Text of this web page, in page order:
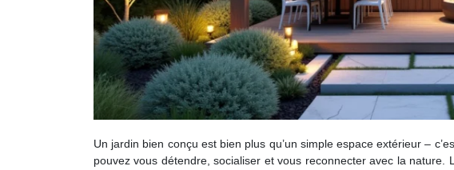
Un jardin bien conçu est bien plus qu’un simple espace extérieur –
pouvez vous détendre, socialiser et vous reconnecter avec la nature.